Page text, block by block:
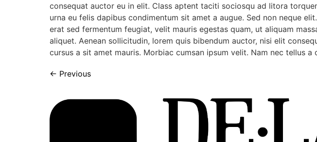
consequat auctor eu in elit. Class aptent taciti sociosqu ad litora
urna eu felis dapibus condimentum sit amet a augue. Sed non neque
erat sed fermentum feugiat, velit mauris egestas quam, ut aliquam
aliquet. Aenean sollicitudin, lorem quis bibendum auctor, nisi elit
cursus a sit amet mauris. Morbiac cumsan ipsum velit. Nam nec tellus
← Previous